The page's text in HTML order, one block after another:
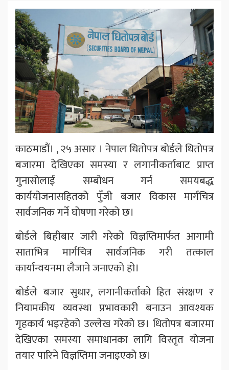
काठमाडौं। , २५ असार । नेपाल धितोपत्र बोर्डले धितोपत्र
बजारमा देखिएका समस्या र लगानीकर्ताबाट प्राप्त
गुनासोलाई सम्बोधन गर्न समयबद्ध
कार्ययोजनासहितको पुँजी बजार विकास मार्गचित्र
सार्वजनिक गर्ने घोषणा गरेको छ।
बोर्डले बिहीबार जारी गरेको विज्ञप्तिमार्फत आगामी
साताभित्र मार्गचित्र सार्वजनिक गरी तत्काल
कार्यान्वयनमा लैजाने जनाएको हो।
बोर्डले बजार सुधार, लगानीकर्ताको हित संरक्षण र
नियामकीय व्यवस्था प्रभावकारी बनाउन आवश्यक
गृहकार्य भइरहेको उल्लेख गरेको छ। धितोपत्र बजारमा
देखिएका समस्या समाधानका लागि विस्तृत योजना
तयार पारिने विज्ञप्तिमा जनाइएको छ।